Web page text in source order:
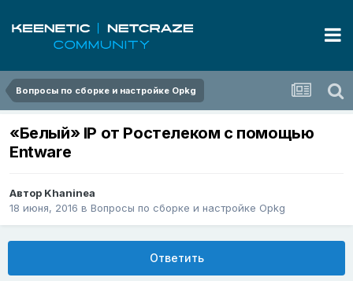
Вопросы по сборке и настройке Opkg
«Белый» IP от Ростелеком с помощью
Entware
Автор Khaninea
18 июня, 2016 в Вопросы по сборке и настройке Opkg
Ответить